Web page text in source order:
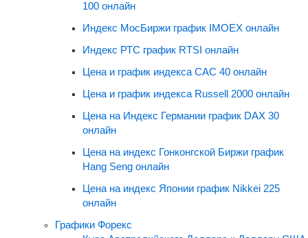
100 онлайн
Индекс МосБиржи график IMOEX онлайн
Индекс РТС график RTSI онлайн
Цена и график индекса CAC 40 онлайн
Цена и график индекса Russell 2000 онлайн
Цена на Индекс Германии график DAX 30
онлайн
Цена на индекс Гонконгской Биржи график
Hang Seng онлайн
Цена на индекс Японии график Nikkei 225
онлайн
Графики Форекс